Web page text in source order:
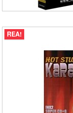
REA!